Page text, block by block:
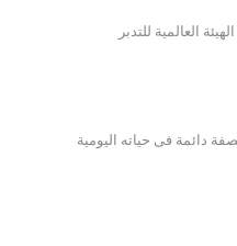
العالمية للتدبر
دائمة فى حياته اليومية